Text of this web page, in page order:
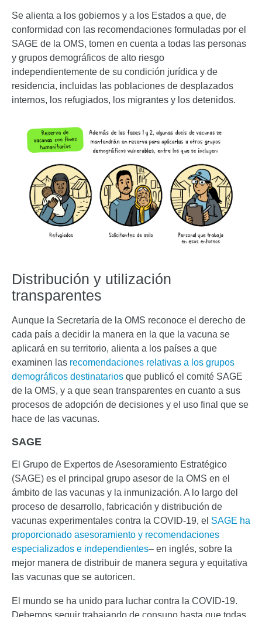
Se alienta a los gobiernos y a los Estados a que, de
conformidad con las recomendaciones formuladas por el
SAGE de la OMS, tomen en cuenta a todas las personas
y grupos demográficos de alto riesgo
independientemente de su condición jurídica y de
residencia, incluidas las poblaciones de desplazados
internos, los refugiados, los migrantes y los detenidos.
Distribución y utilización
transparentes
Aunque la Secretaría de la OMS reconoce el derecho de
cada país a decidir la manera en la que la vacuna se
aplicará en su territorio, alienta a los países a que
examinen las recomendaciones relativas a los grupos
demográficos destinatarios que publicó el comité SAGE
de la OMS, y a que sean transparentes en cuanto a sus
procesos de adopción de decisiones y el uso final que se
hace de las vacunas.
SAGE
El Grupo de Expertos de Asesoramiento Estratégico
(SAGE) es el principal grupo asesor de la OMS en el
ámbito de las vacunas y la inmunización. A lo largo del
proceso de desarrollo, fabricación y distribución de
vacunas experimentales contra la COVID-19, el SAGE ha
proporcionado asesoramiento y recomendaciones
especializados e independientes– en inglés, sobre la
mejor manera de distribuir de manera segura y equitativa
las vacunas que se autoricen.
El mundo se ha unido para luchar contra la COVID-19.
Debemos seguir trabajando de consuno hasta que todas